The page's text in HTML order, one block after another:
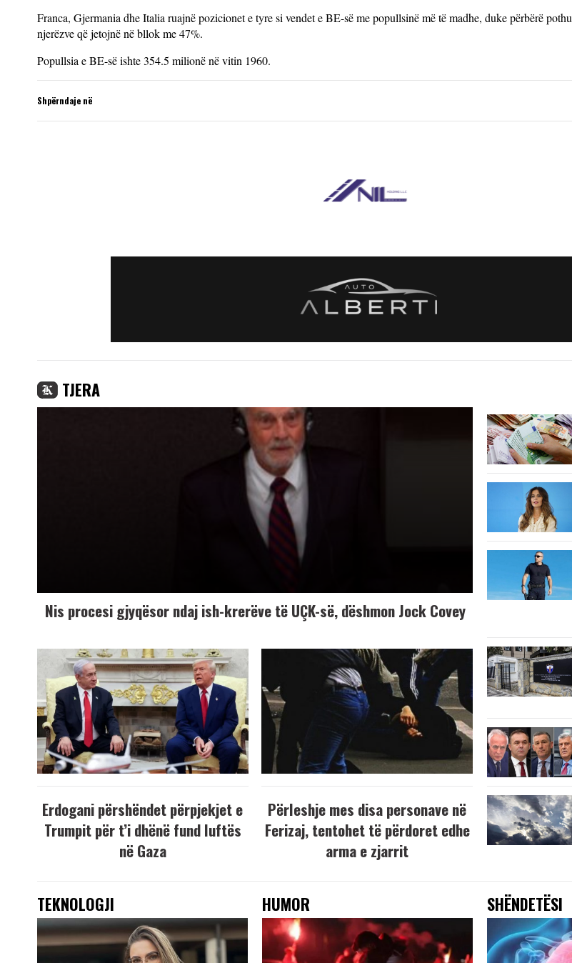
Franca, Gjermania dhe Italia ruajnë pozicionet e tyre si vendet e BE-së me popullsinë më të madhe, duke përbërë
njerëzve që jetojnë në bllok me 47%.
Popullsia e BE-së ishte 354.5 milionë në vitin 1960.
Shpërndaje në
TJERA
Nis procesi gjyqësor ndaj ish-krerëve të UÇK-së, dëshmon Jock Covey
Erdogani përshëndet përpjekjet e
Trumpit për t’i dhënë fund luftës
në Gaza
Përleshje mes disa personave në
Ferizaj, tentohet të përdoret edhe
arma e zjarrit
TEKNOLOGJI HUMOR SHËNDETËSI